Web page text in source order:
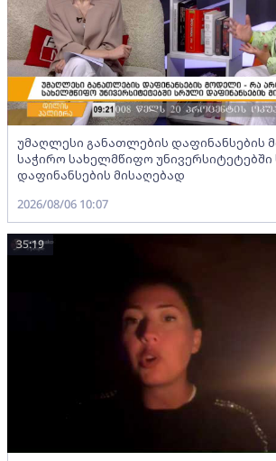
უმაღლესი განათლების დაფინანსების
საჭირო სახელმწიფო
დაფინანსების მისაღებად
2026/08/06 10:07
35:19